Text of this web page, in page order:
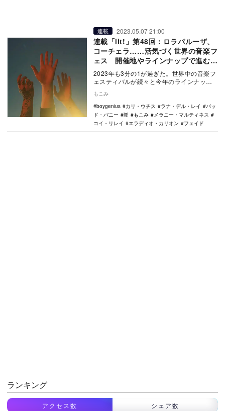
連載 2023.05.07 21:00
連載「lit!」第48回：ロラパルーザ、
コーチェラ……活気づく世界の音楽フ
ェス 開催地やラインナップで進む非
英語圏へのアプローチ
2023年も3分の1が過ぎた。世界中の音楽フ
ェスティバルが続々と今年のラインナップ
ある。例…
もこみ
boygenius
カリ・ウチス ラナ・デル・レイ
バッ
ド・バニー
lit! もこみ
メラニー・マルティネス
コイ・リレイ
エラディオ・カリオン フェイド
ランキング
アクセス数 シェア数